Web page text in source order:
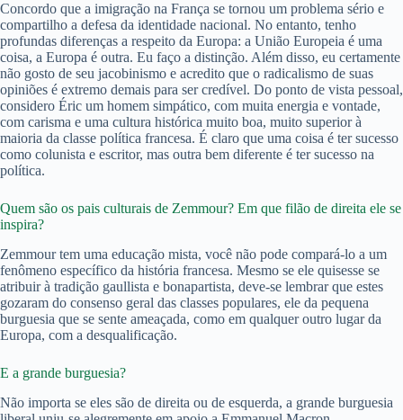
Concordo que a imigração na França se tornou um problema sério e
compartilho a defesa da identidade nacional. No entanto, tenho
profundas diferenças a respeito da Europa: a União Europeia é uma
coisa, a Europa é outra. Eu faço a distinção. Além disso, eu certamente
não gosto de seu jacobinismo e acredito que o radicalismo de suas
opiniões é extremo demais para ser credível. Do ponto de vista pessoal,
considero Éric um homem simpático, com muita energia e vontade,
com carisma e uma cultura histórica muito boa, muito superior à
maioria da classe política francesa. É claro que uma coisa é ter sucesso
como colunista e escritor, mas outra bem diferente é ter sucesso na
política.
Quem são os pais culturais de Zemmour? Em que filão de direita ele se
inspira?
Zemmour tem uma educação mista, você não pode compará-lo a um
fenômeno específico da história francesa. Mesmo se ele quisesse se
atribuir à tradição gaullista e bonapartista, deve-se lembrar que estes
gozaram do consenso geral das classes populares, ele da pequena
burguesia que se sente ameaçada, como em qualquer outro lugar da
Europa, com a desqualificação.
E a grande burguesia?
Não importa se eles são de direita ou de esquerda, a grande burguesia